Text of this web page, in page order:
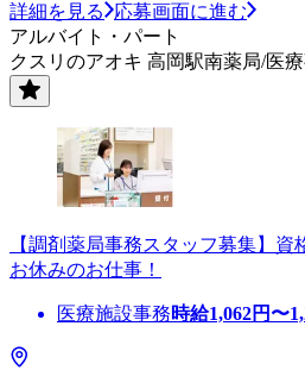
詳細を見る
応募画面に進む
アルバイト・パート
クスリのアオキ 高岡駅南薬局/医
【調剤薬局事務スタッフ募集】
お休みのお仕事！
医療施設事務時給1,062円〜